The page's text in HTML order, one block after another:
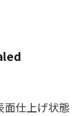
面仕上げ状態